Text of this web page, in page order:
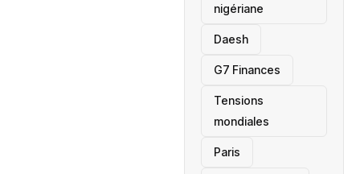
nigériane
Daesh
‎G7 Finances
Tensions
mondiales
Paris